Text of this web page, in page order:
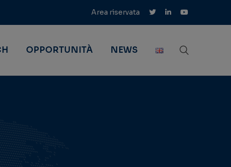
Area riservata
OPPORTUNITÀ NEWS